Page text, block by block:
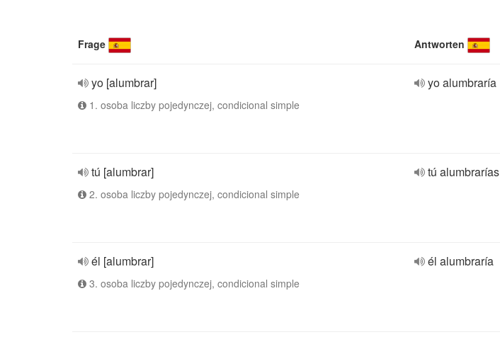
Frage Antworten
yo [alumbrar]
1. osoba liczby pojedynczej, condicional simple
yo alumbraría
tú [alumbrar]
2. osoba liczby pojedynczej, condicional simple
tú alumbrarías
él [alumbrar]
3. osoba liczby pojedynczej, condicional simple
él alumbraría